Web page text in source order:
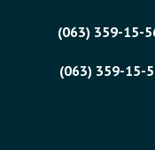
(063) 359-15-
(063) 359-15-